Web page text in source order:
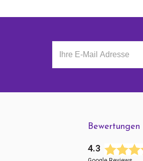
Bewertungen
4.3